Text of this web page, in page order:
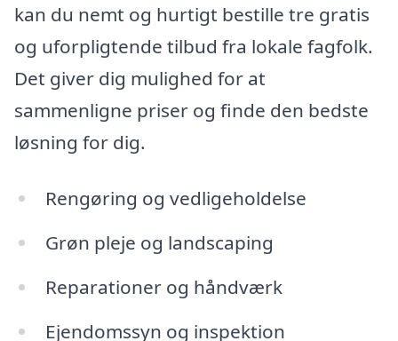
kan du nemt og hurtigt bestille tre gratis
og uforpligtende tilbud fra lokale fagfolk.
Det giver dig mulighed for at
sammenligne priser og finde den bedste
løsning for dig.
Rengøring og vedligeholdelse
Grøn pleje og landscaping
Reparationer og håndværk
Ejendomssyn og inspektion